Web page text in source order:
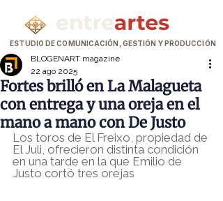
ESTUDIO DE COMUNICACIÓN, GESTIÓN Y PRODUCCIÓN
Fortes brilló en La Malagueta
con entrega y una oreja en el
mano a mano con De Justo
BLOGENART magazine
22 ago 2025
Los toros de El Freixo, propiedad de
El Juli, ofrecieron distinta condición
en una tarde en la que Emilio de
Justo cortó tres orejas